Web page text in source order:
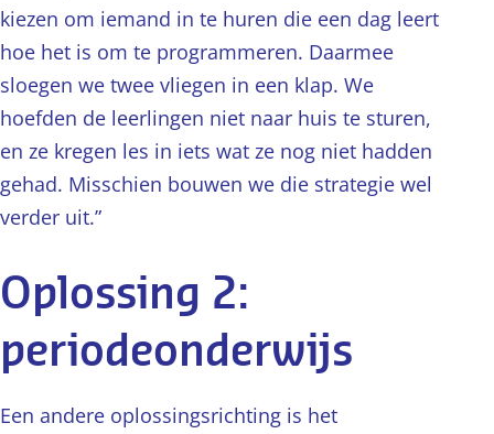
kiezen om iemand in te huren die een dag leert
hoe het is om te programmeren. Daarmee
sloegen we twee vliegen in een klap. We
hoefden de leerlingen niet naar huis te sturen,
en ze kregen les in iets wat ze nog niet hadden
gehad. Misschien bouwen we die strategie wel
verder uit.”
Oplossing 2:
periodeonderwijs
Een andere oplossingsrichting is het